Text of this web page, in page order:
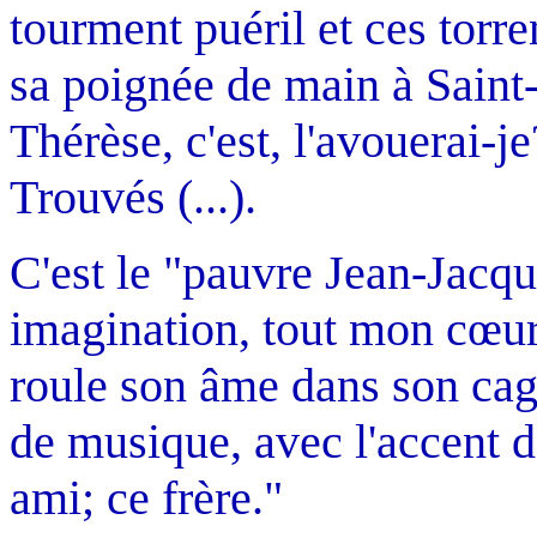
tourment puéril et ces
sa poignée de main à
Thérèse, c'est, l'avouerai-
Trouvés (...).
C'est le "pauvre Jean-
imagination, tout mon
roule son âme dans son
de musique, avec l'accent
ami; ce frère."